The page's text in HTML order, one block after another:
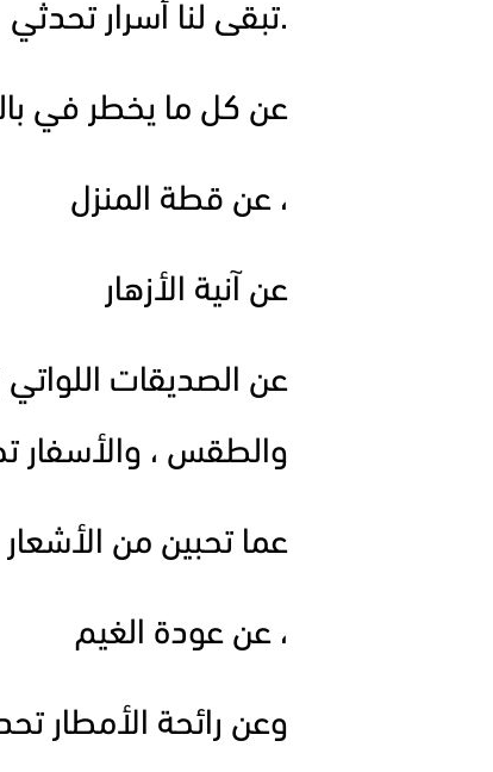
.تبقى لنا أسرار تحدثي
عن كل ما يخطر في
، عن قطة المنزل
عن آنية الأزهار
عن الصديقات
والطقس ، والأسفار
عما تحبين من الأشعار
، عن عودة الغيم
وعن رائحة الأمطار